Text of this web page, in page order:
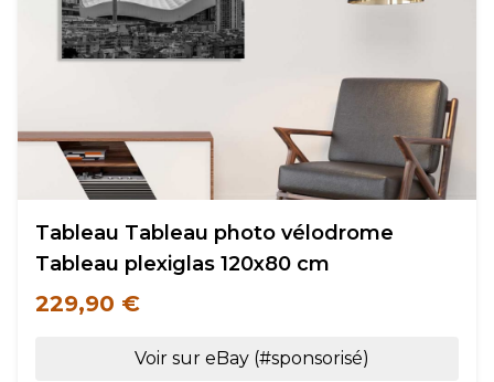
Tableau Tableau photo vélodrome
Tableau plexiglas 120x80 cm
229,90 €
Voir sur eBay (#sponsorisé)